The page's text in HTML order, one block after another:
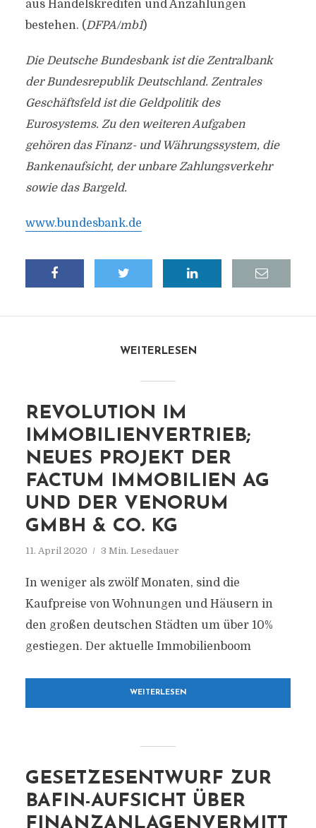
aus Handelskrediten und Anzahlungen
bestehen. (DFPA/mb1)
Die Deutsche Bundesbank ist die Zentralbank
der Bundesrepublik Deutschland. Zentrales
Geschäftsfeld ist die Geldpolitik des
Eurosystems. Zu den weiteren Aufgaben
gehören das Finanz- und Währungssystem, die
Bankenaufsicht, der unbare Zahlungsverkehr
sowie das Bargeld.
www.bundesbank.de
WEITERLESEN
REVOLUTION IM
IMMOBILIENVERTRIEB;
NEUES PROJEKT DER
FACTUM IMMOBILIEN AG
UND DER VENORUM
GMBH & CO. KG
11. April 2020 3 Min. Lesedauer
In weniger als zwölf Monaten, sind die
Kaufpreise von Wohnungen und Häusern in
den großen deutschen Städten um über 10%
gestiegen. Der aktuelle Immobilienboom
WEITERLESEN
GESETZESENTWURF ZUR
BAFIN-AUFSICHT ÜBER
FINANZANLAGENVERMITT